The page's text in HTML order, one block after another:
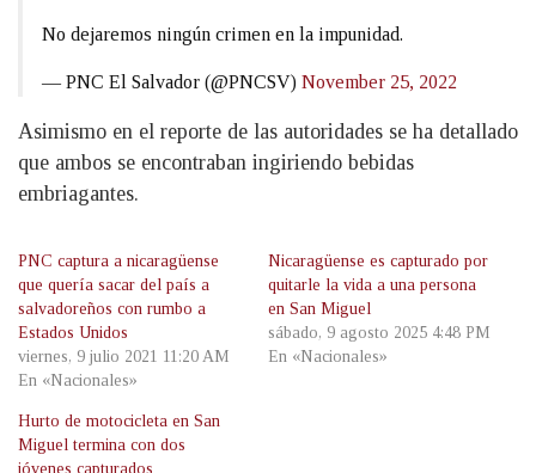
No dejaremos ningún crimen en la impunidad.
— PNC El Salvador (@PNCSV) November 25, 2022
Asimismo en el reporte de las autoridades se ha detallado
que ambos se encontraban ingiriendo bebidas
embriagantes.
PNC captura a nicaragüense
que quería sacar del país a
salvadoreños con rumbo a
Estados Unidos
viernes, 9 julio 2021 11:20 AM
En «Nacionales»
Nicaragüense es capturado por
quitarle la vida a una persona
en San Miguel
sábado, 9 agosto 2025 4:48 PM
En «Nacionales»
Hurto de motocicleta en San
Miguel termina con dos
jóvenes capturados